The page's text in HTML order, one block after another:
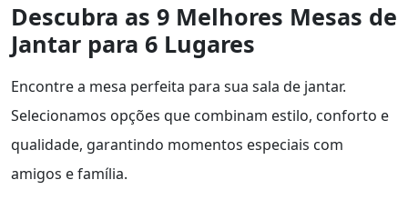
Descubra as 9 Melhores Mesas de
Jantar para 6 Lugares
Encontre a mesa perfeita para sua sala de jantar.
Selecionamos opções que combinam estilo, conforto e
qualidade, garantindo momentos especiais com
amigos e família.